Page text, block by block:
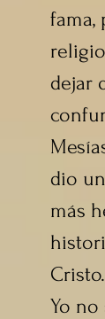
fama,
dejar
dio
más
Yo no